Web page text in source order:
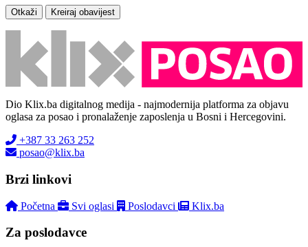
Otkaži Kreiraj obavijest
Dio Klix.ba digitalnog medija - najmodernija platforma za objavu
oglasa za posao i pronalaženje zaposlenja u Bosni i Hercegovini.
+387 33 263 252
posao@klix.ba
Brzi linkovi
Početna Svi oglasi Poslodavci Klix.ba
Za poslodavce